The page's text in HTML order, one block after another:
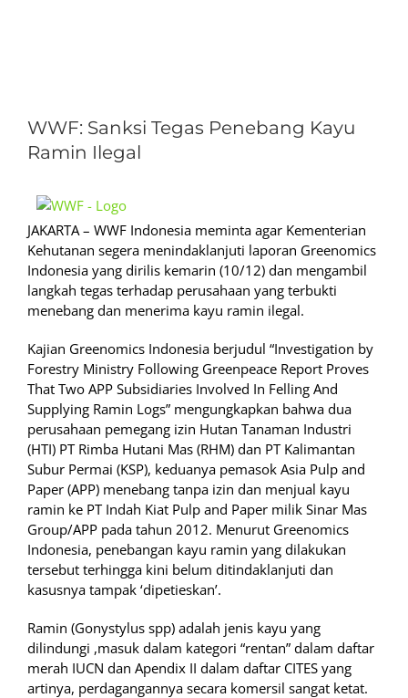
Larger
Image
WWF: Sanksi Tegas Penebang Kayu
Ramin Ilegal
JAKARTA – WWF Indonesia meminta agar Kementerian
Kehutanan segera menindaklanjuti laporan Greenomics
Indonesia yang dirilis kemarin (10/12) dan mengambil
langkah tegas terhadap perusahaan yang terbukti
menebang dan menerima kayu ramin ilegal.
Kajian Greenomics Indonesia berjudul “Investigation by
Forestry Ministry Following Greenpeace Report Proves
That Two APP Subsidiaries Involved In Felling And
Supplying Ramin Logs” mengungkapkan bahwa dua
perusahaan pemegang izin Hutan Tanaman Industri
(HTI) PT Rimba Hutani Mas (RHM) dan PT Kalimantan
Subur Permai (KSP), keduanya pemasok Asia Pulp and
Paper (APP) menebang tanpa izin dan menjual kayu
ramin ke PT Indah Kiat Pulp and Paper milik Sinar Mas
Group/APP pada tahun 2012. Menurut Greenomics
Indonesia, penebangan kayu ramin yang dilakukan
tersebut terhingga kini belum ditindaklanjuti dan
kasusnya tampak ‘dipetieskan’.
Ramin (Gonystylus spp) adalah jenis kayu yang
dilindungi ,masuk dalam kategori “rentan” dalam daftar
merah IUCN dan Apendix II dalam daftar CITES yang
artinya, perdagangannya secara komersil sangat ketat.